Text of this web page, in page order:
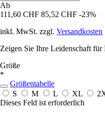
Ab
111,60 CHF 85,52 CHF -23%
inkl. MwSt. zzgl. Versandkosten
Zeigen Sie Ihre Leidenschaft
Größe
*
Größentabelle
S
M L XL
Dieses Feld ist erforderlich